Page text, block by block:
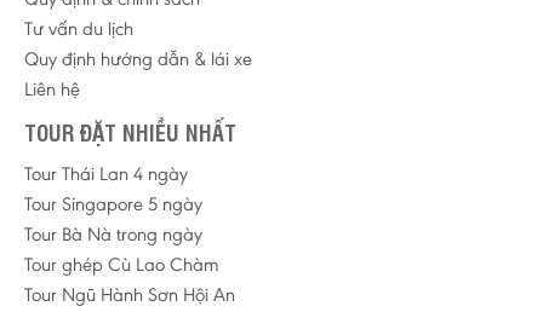
Tư vấn du lịch
Quy định hướng dẫn & lái xe
Liên hệ
TOUR ĐẶT NHIỀU NHẤT
Tour Thái Lan 4 ngày
Tour Singapore 5 ngày
Tour Bà Nà trong ngày
Tour ghép Cù Lao Chàm
Tour Ngũ Hành Sơn Hội An